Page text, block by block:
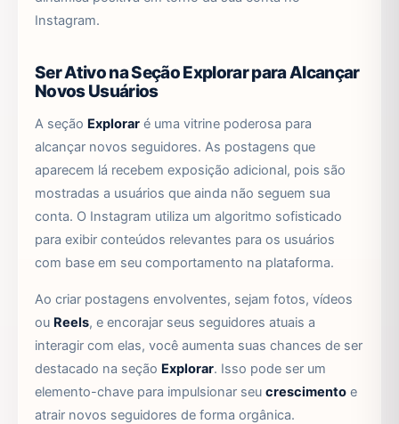
Instagram.
Ser Ativo na Seção Explorar para Alcançar
Novos Usuários
A seção Explorar é uma vitrine poderosa para
alcançar novos seguidores. As postagens que
aparecem lá recebem exposição adicional, pois são
mostradas a usuários que ainda não seguem sua
conta. O Instagram utiliza um algoritmo sofisticado
para exibir conteúdos relevantes para os usuários
com base em seu comportamento na plataforma.
Ao criar postagens envolventes, sejam fotos, vídeos
ou Reels, e encorajar seus seguidores atuais a
interagir com elas, você aumenta suas chances de ser
destacado na seção Explorar. Isso pode ser um
elemento-chave para impulsionar seu crescimento e
atrair novos seguidores de forma orgânica.